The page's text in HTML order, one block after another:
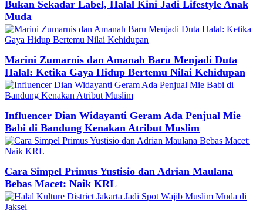
Bukan Sekadar Label, Halal Kini Jadi Lifestyle Anak
Muda
Marini Zumarnis dan Amanah Baru Menjadi Duta
Halal: Ketika Gaya Hidup Bertemu Nilai Kehidupan
Influencer Dian Widayanti Geram Ada Penjual Mie
Babi di Bandung Kenakan Atribut Muslim
Cara Simpel Primus Yustisio dan Adrian Maulana
Bebas Macet: Naik KRL